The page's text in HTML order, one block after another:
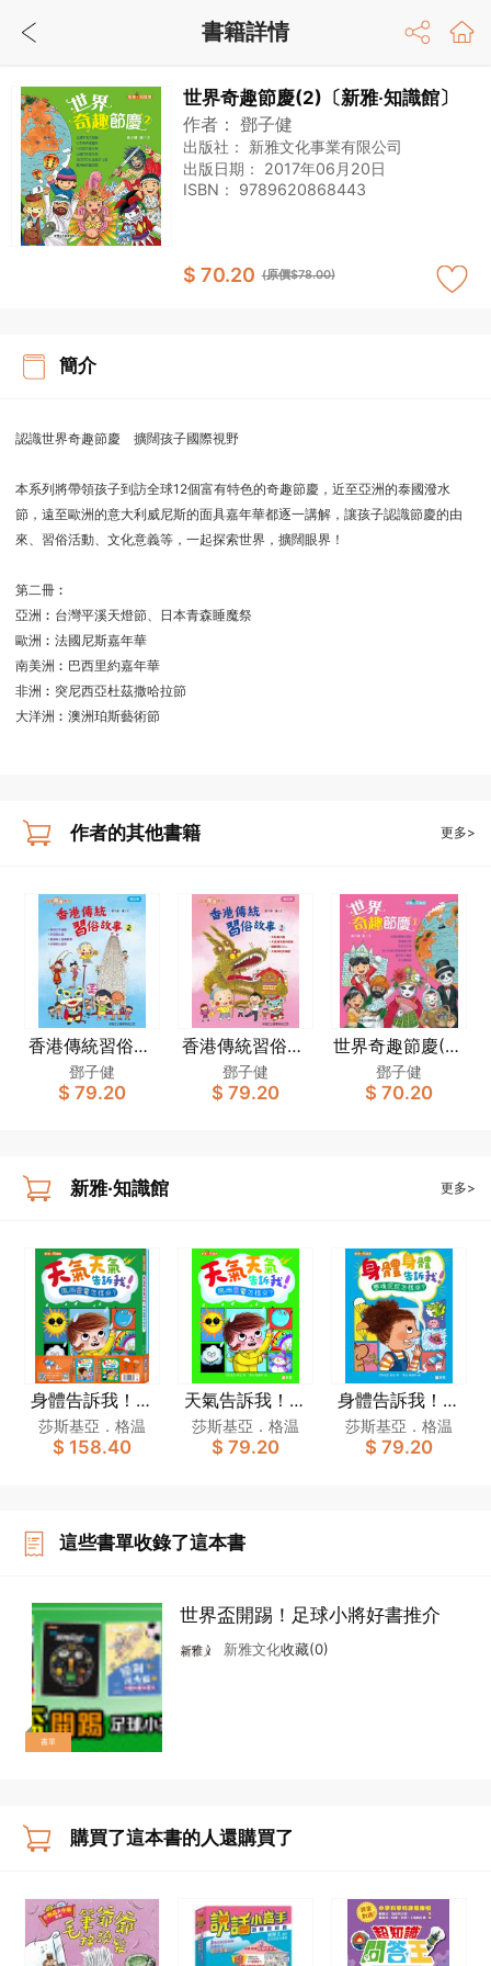
世界奇趣節慶(2)〔新雅‧知識館〕
作者： 鄧子健
出版社： 新雅文化事業有限公司
出版日期： 2017年06月20日
ISBN： 9789620868443
$ 70.20 (原價$78.00)
簡介
認識世界奇趣節慶 擴闊孩子國際視野
本系列將帶領孩子到訪全球12個富有特色的奇趣節慶，近至亞洲的泰國潑水
節，遠至歐洲的意大利威尼斯的面具嘉年華都逐一講解，讓孩子認識節慶的由
來、習俗活動、文化意義等，一起探索世界，擴闊眼界！
第二冊︰
亞洲︰台灣平溪天燈節、日本青森睡魔祭
歐洲︰法國尼斯嘉年華
南美洲︰巴西里約嘉年華
非洲︰突尼西亞杜茲撒哈拉節
大洋洲︰澳洲珀斯藝術節
作者的其他書籍 更多>
香港傳統習俗故
事－2(增訂版)
鄧子健
$ 79.20
香港傳統習俗故
事－1(增訂版)
鄧子健
$ 79.20
世界奇趣節慶(1)
〔新雅‧知識
館〕
鄧子健
$ 70.20
新雅‧知識館 更多>
身體告訴我！天
氣告訴我！套裝
（一套2冊）[新
莎斯基亞．格温
$ 158.40
天氣告訴我！風
雨雷電怎樣來？
[新雅．知識館]
莎斯基亞．格温
$ 79.20
身體告訴我！夢
境屁屁怎樣來？
[新雅．知識館]
莎斯基亞．格温
$ 79.20
這些書單收錄了這本書
書單
世界盃開踢！足球小將好書推介
新雅文化收藏(0)
購買了這本書的人還購買了
書籍詳情